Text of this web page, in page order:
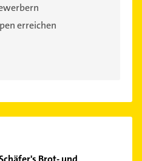
erreichen